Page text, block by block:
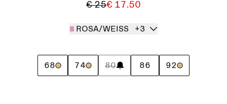
€ 25€ 17.50
ROSA/WEISS +3
68 74 80 86 92